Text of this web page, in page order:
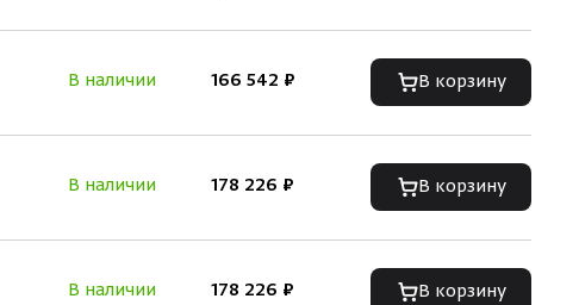
В наличии 166 542 ₽ В корзину
В наличии 178 226 ₽ В корзину
В наличии 178 226 ₽ В корзину